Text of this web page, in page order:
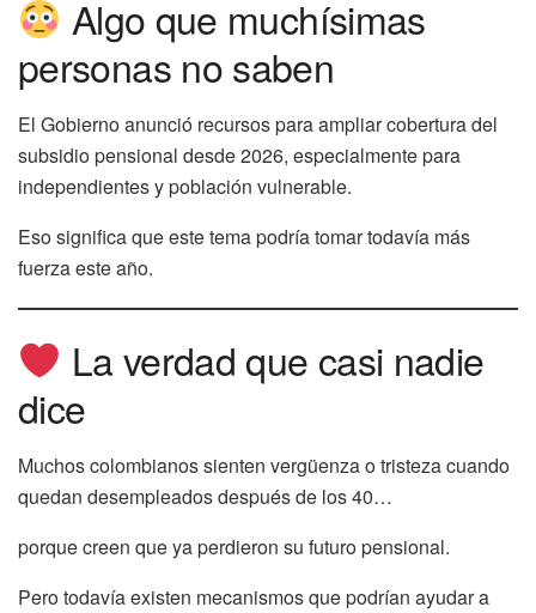
Algo que muchísimas
personas no saben
El Gobierno anunció recursos para ampliar cobertura del
subsidio pensional desde 2026, especialmente para
independientes y población vulnerable.
Eso significa que este tema podría tomar todavía más
fuerza este año.
La verdad que casi nadie
dice
Muchos colombianos sienten vergüenza o tristeza cuando
quedan desempleados después de los 40…
porque creen que ya perdieron su futuro pensional.
Pero todavía existen mecanismos que podrían ayudar a